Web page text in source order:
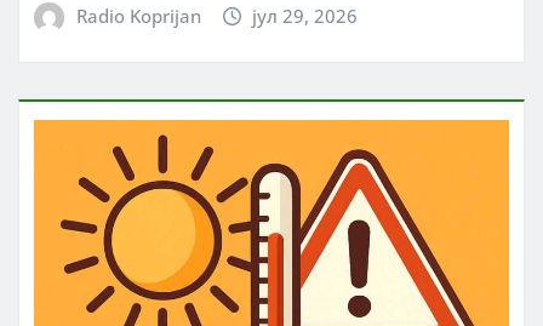
Radio Koprijan јул 29, 2026